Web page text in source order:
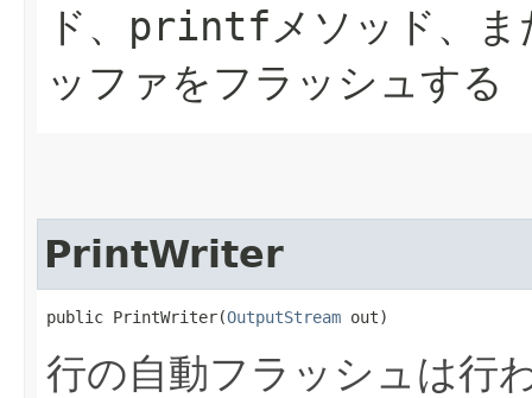
ド、 printf メソッド、ま
ッファをフラッシュする
PrintWriter
public PrintWriter​(OutputStream out)
行の自動フラッシュは